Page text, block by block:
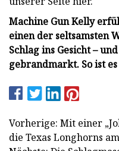
Machine Gun Kelly
einen der seltsamsten
Schlag ins Gesicht –
gebrandmarkt. So ist
Vorherige: Mit einer
die Texas Longhorns